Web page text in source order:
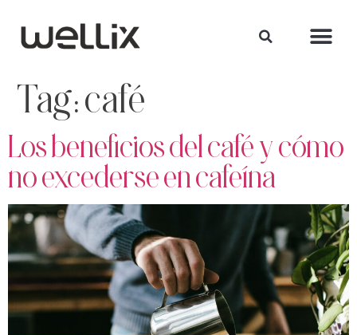
Tag:café
Los beneficios del café y cómo
no excederse en cafeína